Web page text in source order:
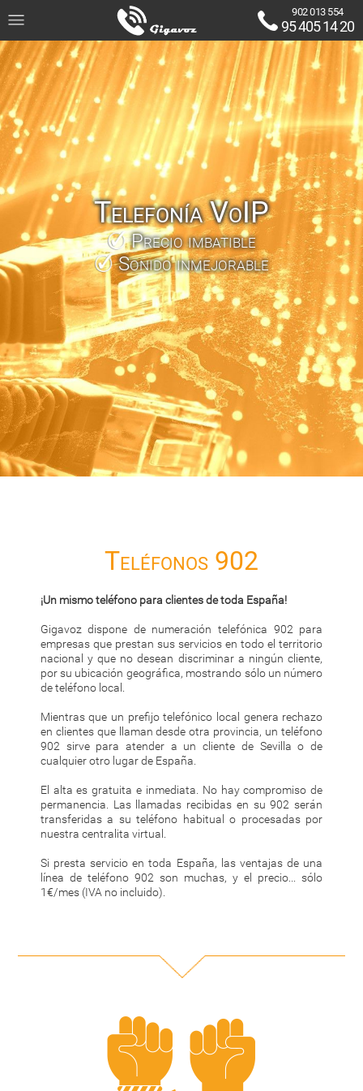
902 013 554
95 405 14 20
Telefonía VoIP
Precio imbatible
Sonido inmejorable
Teléfonos 902
¡Un mismo teléfono para clientes de toda España!
Gigavoz dispone de numeración telefónica 902 para
empresas que prestan sus servicios en todo el territorio
nacional y que no desean discriminar a ningún cliente,
por su ubicación geográfica, mostrando sólo un número
de teléfono local.
Mientras que un prefijo telefónico local genera rechazo
en clientes que llaman desde otra provincia, un teléfono
902 sirve para atender a un cliente de Sevilla o de
cualquier otro lugar de España.
El alta es gratuita e inmediata. No hay compromiso de
permanencia. Las llamadas recibidas en su 902 serán
transferidas a su teléfono habitual o procesadas por
nuestra centralita virtual.
Si presta servicio en toda España, las ventajas de una
línea de teléfono 902 son muchas, y el precio... sólo
1€/mes (IVA no incluido).